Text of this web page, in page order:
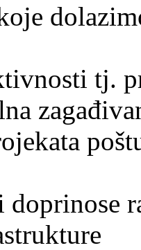
tj.
doprinose